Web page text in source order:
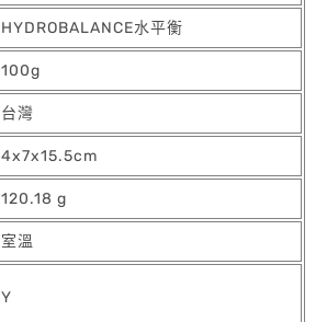
HYDROBALANCE水平衡
100g
台灣
4x7x15.5cm
120.18 g
室溫
Y